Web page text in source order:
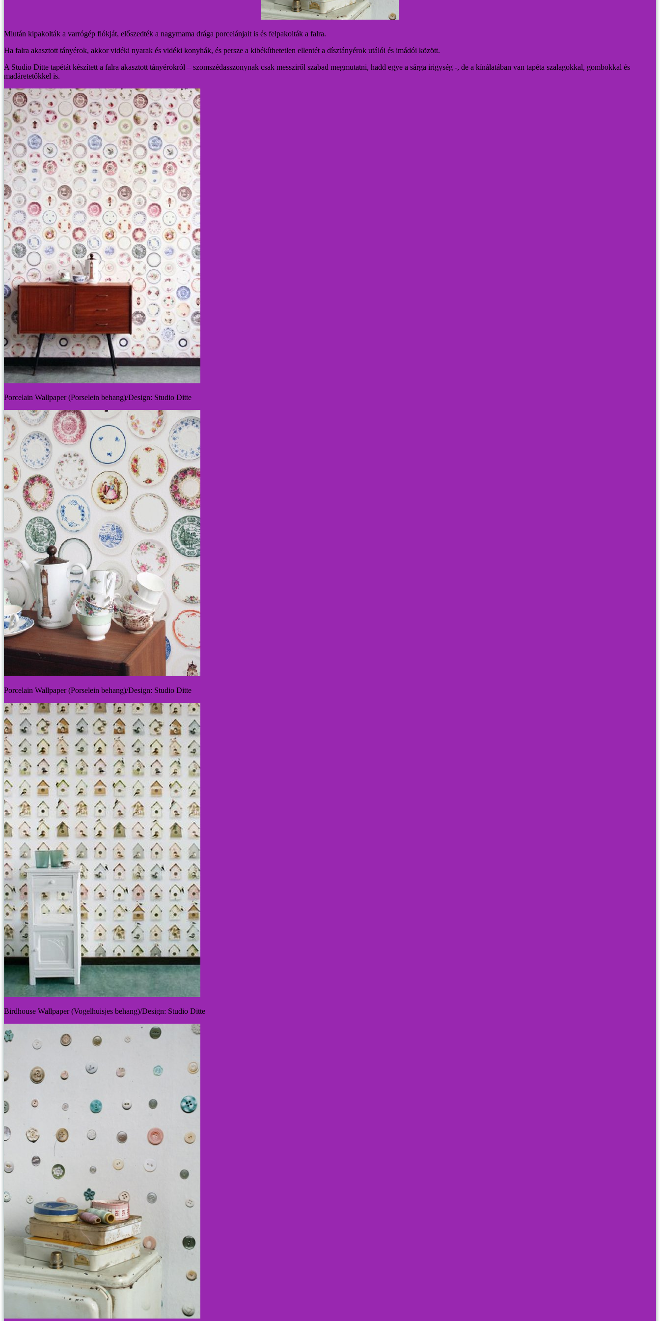
Miután kipakolták a varrógép fiókját, előszedték a nagymama drága porcelánjait is és felpakolták a falra.
Ha falra akasztott tányérok, akkor vidéki nyarak és vidéki konyhák, és persze a kibékíthetetlen ellentét a dísztányérok utálói és imádói között.
A Studio Ditte tapétát készített a falra akasztott tányérokról – szomszédasszonynak csak messziről szabad megmutatni, hadd egye a sárga irigység -, de a kínálatában van tapéta szalagokkal, gombokkal és
madáretetőkkel is.
Porcelain Wallpaper (Porselein behang)/Design: Studio Ditte
Porcelain Wallpaper (Porselein behang)/Design: Studio Ditte
Birdhouse Wallpaper (Vogelhuisjes behang)/Design: Studio Ditte